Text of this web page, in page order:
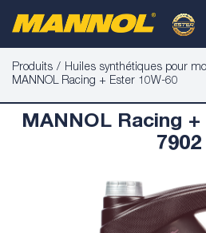
Produits
Huiles synthétiques pour
MANNOL Racing + Ester 10W-60
MANNOL Racing
7902